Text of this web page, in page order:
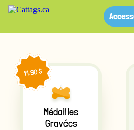
Médailles
Gravées
11,90 $